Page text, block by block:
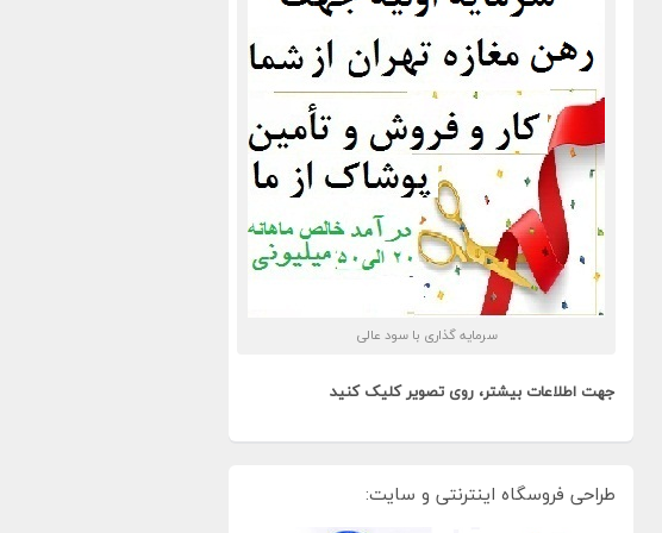
سرمایه گذاری با سود عالی
جهت اطلاعات بیشتر، روی تصویر کلیک کنید
طراحی فروسگاه اینترنتی و سایت: